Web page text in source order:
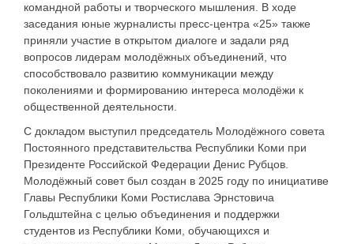
командной работы и творческого мышления. В ходе
заседания юные журналисты пресс-центра «25» также
приняли участие в открытом диалоге и задали ряд
вопросов лидерам молодёжных объединений, что
способствовало развитию коммуникации между
поколениями и формированию интереса молодёжи к
общественной деятельности.
С докладом выступил председатель Молодёжного совета
Постоянного представительства Республики Коми при
Президенте Российской Федерации Денис Рубцов.
Молодёжный совет был создан в 2025 году по инициативе
Главы Республики Коми Ростислава Эрнстовича
Гольдштейна с целью объединения и поддержки
студентов из Республики Коми, обучающихся и